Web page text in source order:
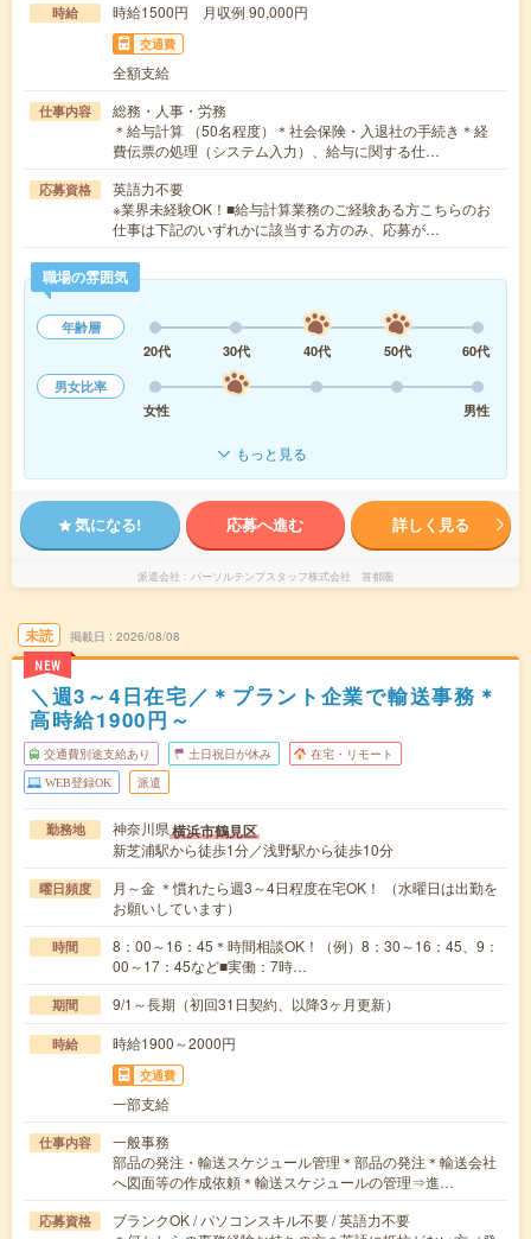
時給 時給1500円 月収例 90,000円
交通費
全額支給
仕事内容
総務・人事・労務
＊給与計算 （50名程度）＊社会保険・入退社の手続き＊経
費伝票の処理（システム入力）、給与に関する仕…
応募資格
英語力不要
※業界未経験OK！■給与計算業務のご経験ある方こちらのお
仕事は下記のいずれかに該当する方のみ、応募が…
職場の雰囲気
年齢層
20代
30代 40代 50代
60代
男女比率
女性
男性
もっと見る
気になる! 応募へ進む 詳しく見る
派遣会社 パーソルテンプスタッフ株式会社 首都圏
未読
NEW
掲載日 2026/08/08
＼週3～4日在宅／＊プラント企業で輸送事務＊
高時給1900円～
交通費別途支給あり 土日祝日が休み 在宅・リモート
WEB登録OK 派遣
勤務地 神奈川県横浜市鶴見区
新芝浦駅から徒歩1分／浅野駅から徒歩10分
曜日頻度
月～金 ＊慣れたら週3～4日程度在宅OK！ （水曜日は出勤を
お願いしています）
時間
8：00～16：45＊時間相談OK！（例）8：30～16：45、9：
00～17：45など■実働：7時…
期間 9/1～長期（初回31日契約、以降3ヶ月更新）
時給 時給1900～2000円
交通費
一部支給
仕事内容
一般事務
部品の発注・輸送スケジュール管理＊部品の発注＊輸送会社
へ図面等の作成依頼＊輸送スケジュールの管理⇒進…
応募資格
ブランクOK / パソコンスキル不要 / 英語力不要